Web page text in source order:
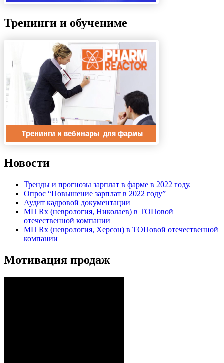
Тренинги и обучениме
Новости
Тренды и прогнозы зарплат в фарме в 2022 году.
Опрос “Повышение зарплат в 2022 году”
Аудит кадровой документации
МП Rx (неврология, Николаев) в ТОПовой
отечественной компании
МП Rx (неврология, Херсон) в ТОПовой отечественной
компании
Мотивация продаж